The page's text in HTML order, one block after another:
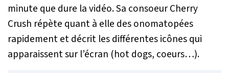
minute que dure la vidéo. Sa consoeur Cherry
Crush répète quant à elle des onomatopées
rapidement et décrit les différentes icônes qui
apparaissent sur l’écran (hot dogs, coeurs…).